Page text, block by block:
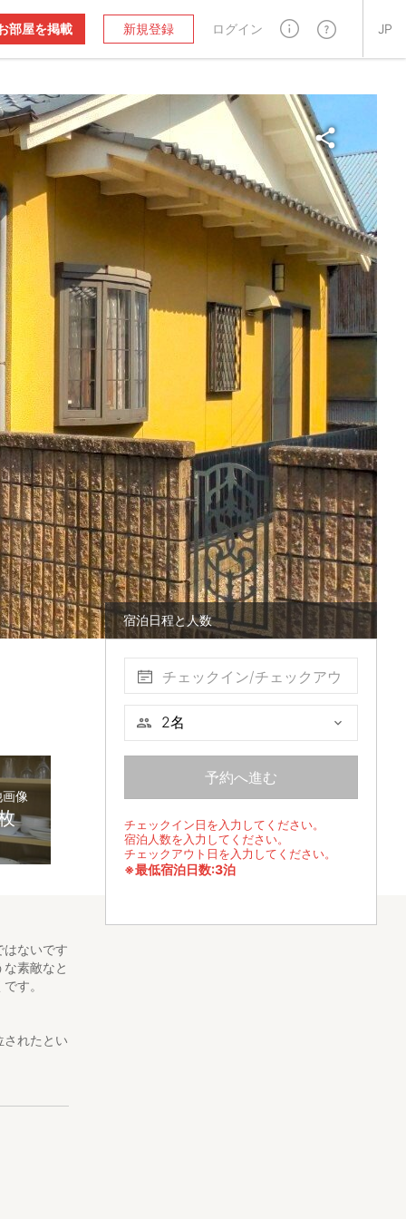
部屋を掲載 新規登録 ログイン JP
宿泊日程と人数
チェックイン/チェックアウ
ト
予約へ進む
チェックイン日を入力してください。
宿泊人数を入力してください。
チェックアウト日を入力してください。
※最低宿泊日数:3泊
像
ないです
素敵なと
す。
れたとい
などを収